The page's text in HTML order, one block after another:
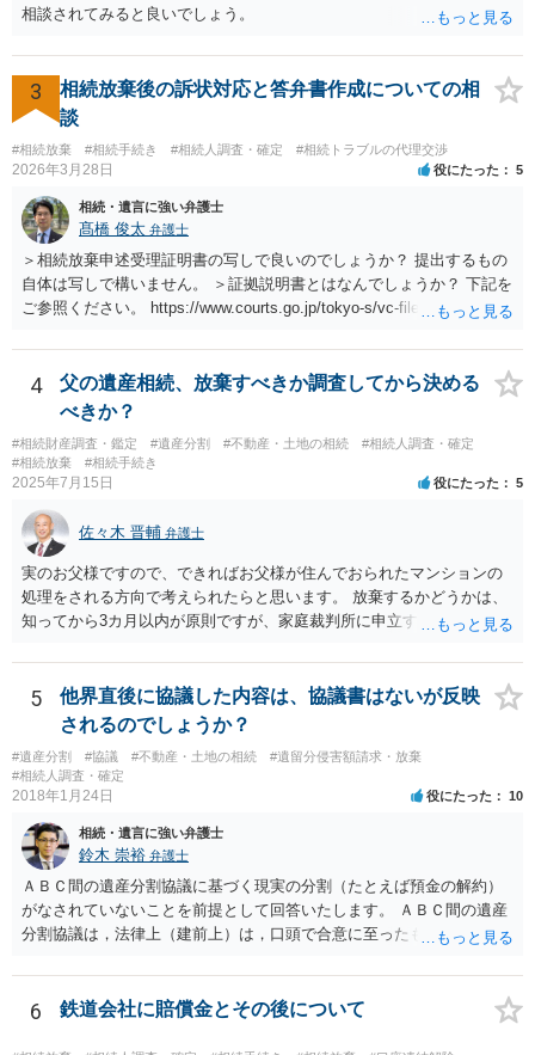
相談されてみると良いでしょう。
3
相続放棄後の訴状対応と答弁書作成についての相
談
#相続放棄 #相続手続き #相続人調査・確定 #相続トラブルの代理交渉
2026年3月28日 役にたった 5
相続・遺言に強い弁護士
髙橋 俊太 弁護士
＞相続放棄申述受理証明書の写しで良いのでしょうか？ 提出するもの
自体は写しで構いません。 ＞証拠説明書とはなんでしょうか？ 下記を
ご参照ください。 https://www.courts.go.jp/tokyo-s/vc-files/tokyo-s/file/
4
父の遺産相続、放棄すべきか調査してから決める
べきか？
#相続財産調査・鑑定 #遺産分割 #不動産・土地の相続
#相続人調査・確定
#相続放棄
#相続手続き
2025年7月15日 役にたった 5
佐々木 晋輔 弁護士
実のお父様ですので、できればお父様が住んでおられたマンションの
処理をされる方向で考えられたらと思います。 放棄するかどうかは、
知ってから3カ月以内が原則ですが、家庭裁判所に申立すれば3カ月の
放棄するかどうか決めることができます。 銀行やサラ金が数年も放置
することはありませんので、数年後に借金が発見される可能性はほぼ
ありません。 なお、私が扱った相続放棄を検討していた案件で、期間
伸長して調査したところ、サラ金に対する過払金など相当な財産が見
つかったため相続したという事例がありました。
5
他界直後に協議した内容は、協議書はないが反映
されるのでしょうか？
#遺産分割 #協議 #不動産・土地の相続
#遺留分侵害額請求・放棄
#相続人調査・確定
2018年1月24日 役にたった 10
相続・遺言に強い弁護士
鈴木 崇裕 弁護士
ＡＢＣ間の遺産分割協議に基づく現実の分割（たとえば預金の解約）
がなされていないことを前提として回答いたします。 ＡＢＣ間の遺産
分割協議は，法律上（建前上）は，口頭で合意に至ったものであって
ん。 また，不動産の名義を移転するためには，遺産分割協議書への署
名捺印を得る必要があります。 したがって，残念ながら，「ＡＢＣ間
の遺産分割協議が有効に成立している」という前提に基づく主張は困
6 鉄道会社に賠償金とその後について